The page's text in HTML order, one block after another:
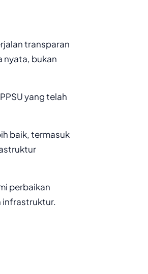
transparan
nyata, bukan
yang telah
baik, termasuk
perbaikan
infrastruktur.